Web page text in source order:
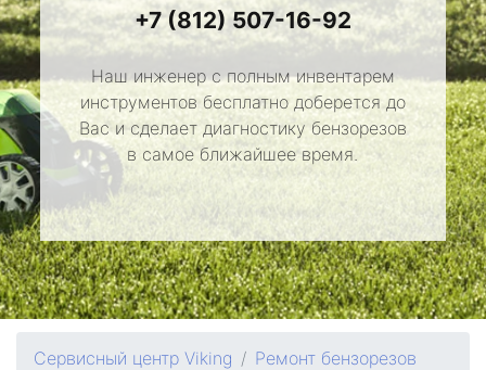
+7 (812) 507-16-92
Наш инженер с полным инвентарем
инструментов бесплатно доберется до
Вас и сделает диагностику бензорезов
в самое ближайшее время.
Сервисный центр Viking
Ремонт бензорезов